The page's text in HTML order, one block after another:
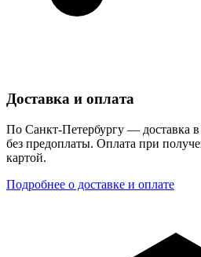
Доставка и оплата
По Санкт-Петербургу — доставка
без предоплаты. Оплата при
картой.
Подробнее о доставке и оплате